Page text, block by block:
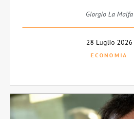
Giorgio La Malfa
28 Luglio 2026
ECONOMIA